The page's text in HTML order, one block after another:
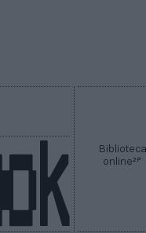
Biblioteca
online2P